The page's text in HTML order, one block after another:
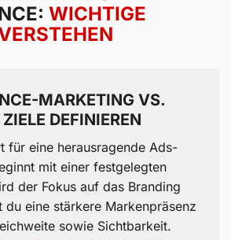
WICHTIGE
MARKETING VS.
DEFINIEREN
für eine herausragende Ads-
mit einer festgelegten
der Fokus auf das Branding
du eine stärkere Markenpräsenz
sowie Sichtbarkeit.